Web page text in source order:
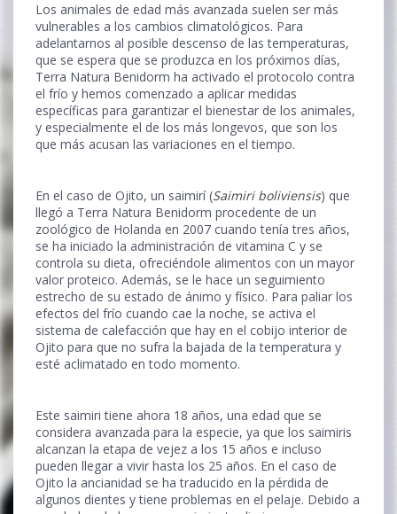
Los animales de edad más avanzada suelen ser más
vulnerables a los cambios climatológicos. Para
adelantarnos al posible descenso de las temperaturas,
que se espera que se produzca en los próximos días,
Terra Natura Benidorm ha activado el protocolo contra
el frío y hemos comenzado a aplicar medidas
específicas para garantizar el bienestar de los animales,
y especialmente el de los más longevos, que son los
que más acusan las variaciones en el tiempo.
En el caso de Ojito, un saimirí (Saimiri boliviensis) que
llegó a Terra Natura Benidorm procedente de un
zoológico de Holanda en 2007 cuando tenía tres años,
se ha iniciado la administración de vitamina C y se
controla su dieta, ofreciéndole alimentos con un mayor
valor proteico. Además, se le hace un seguimiento
estrecho de su estado de ánimo y físico. Para paliar los
efectos del frío cuando cae la noche, se activa el
sistema de calefacción que hay en el cobijo interior de
Ojito para que no sufra la bajada de la temperatura y
esté aclimatado en todo momento.
Este saimiri tiene ahora 18 años, una edad que se
considera avanzada para la especie, ya que los saimiris
alcanzan la etapa de vejez a los 15 años e incluso
pueden llegar a vivir hasta los 25 años. En el caso de
Ojito la ancianidad se ha traducido en la pérdida de
algunos dientes y tiene problemas en el pelaje. Debido a